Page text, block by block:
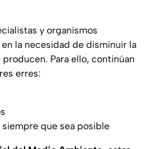
y organismos
la necesidad de disminuir la
Para ello, continúan
erres:
que sea posible